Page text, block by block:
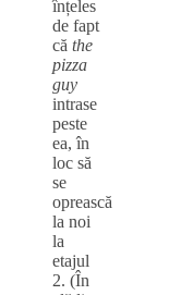
înțeles
de fapt
că the
pizza
guy
intrase
peste
ea, în
loc să
se
oprească
la noi
la
etajul
2. (În